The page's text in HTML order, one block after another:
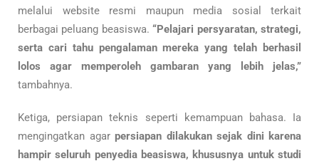
melalui website resmi maupun media sosial terkait
berbagai peluang beasiswa.“Pelajari persyaratan, strategi,
serta cari tahu pengalaman mereka yang telah berhasil
lolos agar memperoleh gambaran yang lebih jelas,”
tambahnya.
Ketiga, persiapan teknis seperti kemampuan bahasa. Ia
mengingatkan agar persiapan dilakukan sejak dini karena
hampir seluruh penyedia beasiswa, khususnya untuk studi